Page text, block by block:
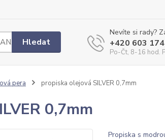
Hledat
Nevíte si rady?
+420 603
Po-Čt, 8-16 hod.
pera propiska olejová SILVER 0,7mm
0,7mm
Propiska s